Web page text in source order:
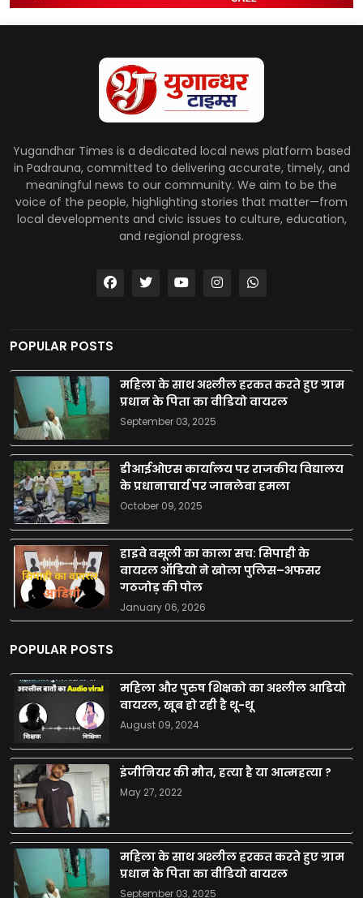
Yugandhar Times is a dedicated local news platform based
in Padrauna, committed to delivering accurate, timely, and
meaningful news to our community. We aim to be the
voice of the people, highlighting stories that matter—from
local developments and civic issues to culture, education,
and regional progress.
POPULAR POSTS
महिला के साथ अश्लील हरकत करते हुए ग्राम
प्रधान के पिता का वीडियो वायरल
September 03, 2025
डीआईओएस कार्यालय पर राजकीय विद्यालय
के प्रधानाचार्य पर जानलेवा हमला
October 09, 2025
हाइवे वसूली का काला सच: सिपाही के
वायरल ऑडियो ने खोला पुलिस–अफसर
गठजोड़ की पोल
January 06, 2026
POPULAR POSTS
महिला और पुरुष शिक्षको का अश्लील आडियो
वायरल, खूब हो रही है थू-थू
August 09, 2024
इंजीनियर की मौत, हत्या है या आत्महत्या ?
May 27, 2022
महिला के साथ अश्लील हरकत करते हुए ग्राम
प्रधान के पिता का वीडियो वायरल
September 03, 2025